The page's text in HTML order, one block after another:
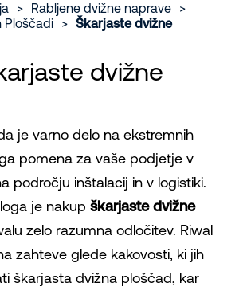
> Rabljene dvižne naprave
>
Ploščadi
> Škarjaste dvižne
dvižne
je varno delo na ekstremnih
pomena za vaše podjetje v
področju inštalacij in v logistiki.
je nakup škarjaste dvižne
zelo razumna odločitev. Riwal
zahteve glede kakovosti, ki jih
škarjasta dvižna ploščad, kar